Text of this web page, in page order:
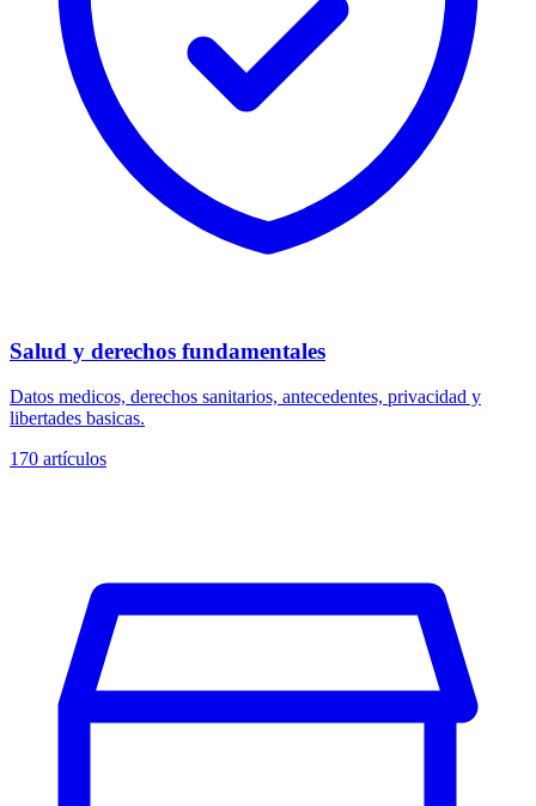
Salud y derechos fundamentales
Datos medicos, derechos sanitarios, antecedentes, privacidad y
libertades basicas.
170 artículos